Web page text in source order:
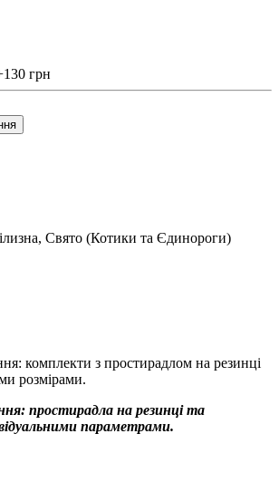
грн
Свято (Котики та Єдинороги)
комплекти з простирадлом на резинці
розмірами.
простирадла на резинці та
параметрами.